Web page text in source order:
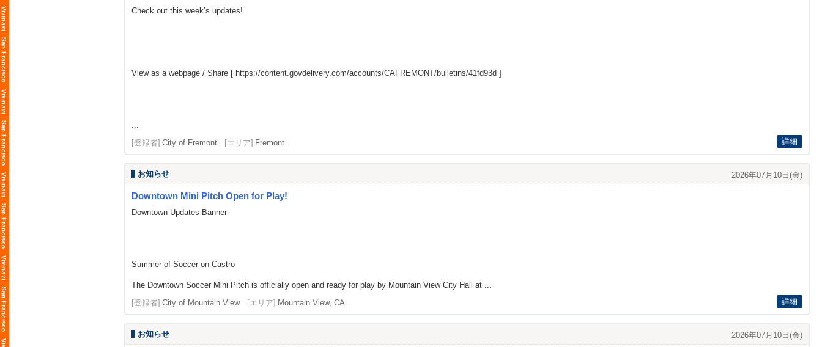
Check out this week’s updates!
View as a webpage / Share [ https://content.govdelivery.com/accounts/CAFREMONT/bulletins/41fd93d ]
...
[登録者] City of Fremont [エリア] Fremont 詳細
お知らせ 2026年07月10日(金)
Downtown Mini Pitch Open for Play!
Downtown Updates Banner
Summer of Soccer on Castro
The Downtown Soccer Mini Pitch is officially open and ready for play by Mountain View City Hall at ...
[登録者] City of Mountain View [エリア] Mountain View, CA 詳細
お知らせ 2026年07月10日(金)